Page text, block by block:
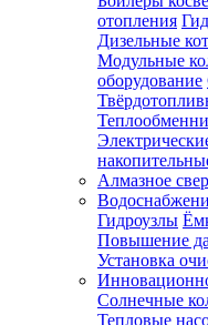
отопления
Дизельные
Модульные
оборудование
Алмазное
Гидроузлы
Повышение
Установка
Солнечные
Тепловые